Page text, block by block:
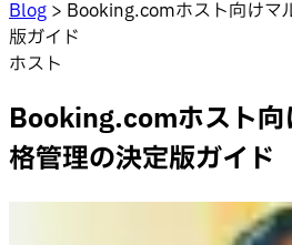
Blog > Booking.comホスト向けマ
版ガイド
ホスト
Booking.comホスト向
格管理の決定版ガイド